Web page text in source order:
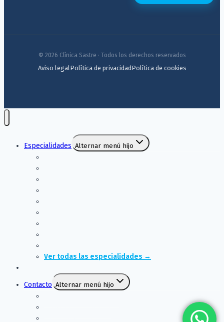
© 2026 Clínica Sastre · Todos los derechos reservados
Aviso legal Política de privacidadPolítica de cookies
Especialidades Alternar menú hijo
Ver todas las especialidades →
Contacto Alternar menú hijo